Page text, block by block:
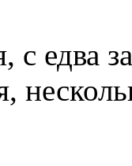
с едва